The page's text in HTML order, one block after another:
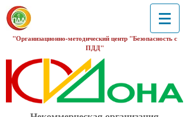
"Организационно-методический центр "Безопасность с
ПДД"